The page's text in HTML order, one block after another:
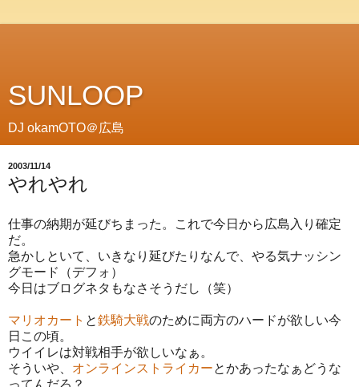
SUNLOOP
DJ okamOTO＠広島
2003/11/14
やれやれ
仕事の納期が延びちまった。これで今日から広島入り確定
だ。
急かしといて、いきなり延びたりなんで、やる気ナッシン
グモード（デフォ）
今日はブログネタもなさそうだし（笑）
マリオカート と鉄騎大戦のために両方のハードが欲しい今
日この頃。
ウイイレは対戦相手が欲しいなぁ。
そういや、 オンラインストライカーとかあったなぁどうな
ってんだろ？